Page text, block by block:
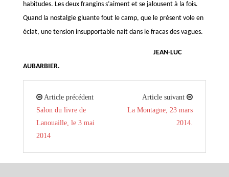
habitudes. Les deux frangins s’aiment et se jalousent à la fois.
Quand la nostalgie gluante fout le camp, que le présent vole en
éclat, une tension insupportable nait dans le fracas des vagues.
JEAN-LUC
AUBARBIER.
Article précédent
Salon du livre de
Lanouaille, le 3 mai
2014
Article suivant
La Montagne, 23 mars
2014.